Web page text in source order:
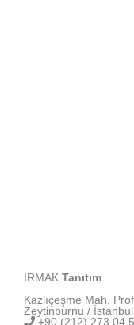
IRMAK Tanıtım
Kazlıçeşme Mah.
Zeytinburnu /
+90 (212) 273 04